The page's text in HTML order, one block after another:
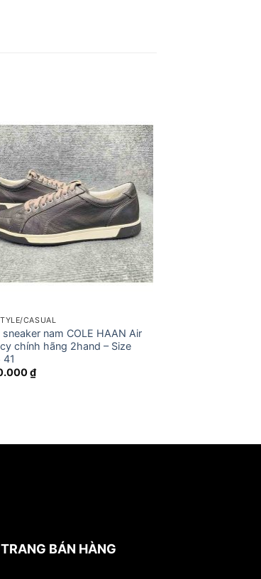
CASUAL
sneaker nam COLE HAAN Air
chính hãng 2hand – Size
₫
TRANG BÁN HÀNG